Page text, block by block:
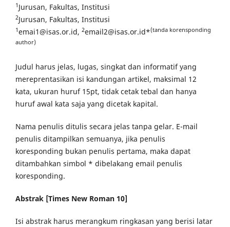
1 Jurusan, Fakultas, Institusi
2Jurusan, Fakultas, Institusi
1emai1@isas.or.id, 2email2@isas.or.id*(tandakorensponding
author)
Judul harus jelas, lugas, singkat dan informatif yang
mereprentasikan isi kandungan artikel, maksimal 12
kata, ukuran huruf 15pt, tidak cetak tebal dan hanya
huruf awal kata saja yang dicetak kapital.
Nama penulis ditulis secara jelas tanpa gelar. E-mail
penulis ditampilkan semuanya, jika penulis
koresponding bukan penulis pertama, maka dapat
ditambahkan simbol * dibelakang email penulis
koresponding.
Abstrak[Times New Roman 10]
Isi abstrak harus merangkum ringkasan yang berisi latar